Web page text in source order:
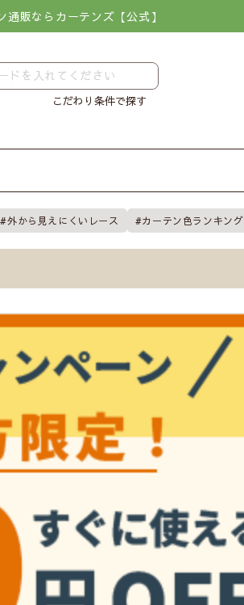
販ならカーテンズ【公式】
こだわり条件で探す
外から見えにくいレース カーテン色ランキング